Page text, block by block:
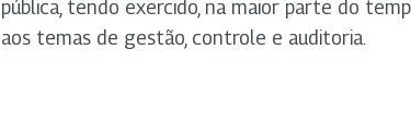
pública, tendo exercido, na maior parte do
aos temas de gestão, controle e auditoria.